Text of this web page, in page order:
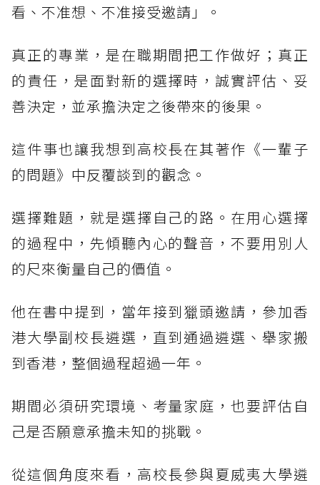
看、不准想、不准接受邀請」。
真正的專業，是在職期間把工作做好；真正
的責任，是面對新的選擇時，誠實評估、妥
善決定，並承擔決定之後帶來的後果。
這件事也讓我想到高校長在其著作《一輩子
的問題》中反覆談到的觀念。
選擇難題，就是選擇自己的路。在用心選擇
的過程中，先傾聽內心的聲音，不要用別人
的尺來衡量自己的價值。
他在書中提到，當年接到獵頭邀請，參加香
港大學副校長遴選，直到通過遴選、舉家搬
到香港，整個過程超過一年。
期間必須研究環境、考量家庭，也要評估自
己是否願意承擔未知的挑戰。
從這個角度來看，高校長參與夏威夷大學遴